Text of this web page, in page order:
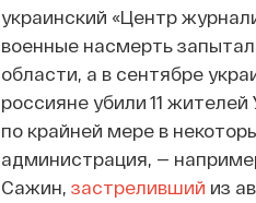
украинский «Центр
военные насмерть
области, а в сентябре
россияне убили 11
по крайней мере в
администрация, —
Сажин, застреливший из